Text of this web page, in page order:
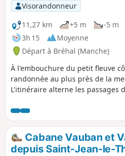
Visorandonneur
11,27 km
+5 m
-5 m
3h 15
Moyenne
Départ à Bréhal (Manche)
À l'embouchure du petit fleuve
randonnée au plus près de la
L'itinéraire alterne les passages
plage.
Cabane Vauban et
depuis Saint-Jean-le-